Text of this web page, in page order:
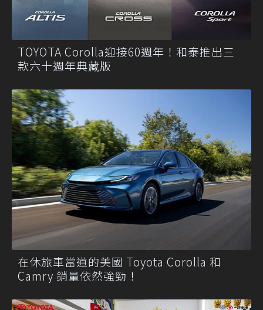
TOYOTA Corolla迎接60週年！和泰推出三
款六十週年典藏版
在休旅車當道的美國 Toyota Corolla 和
Camry 銷量依然強勁！